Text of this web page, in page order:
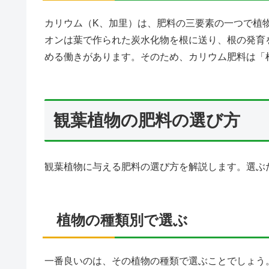
カリウム（K、加里）は、肥料の三要素の一つで
オンは葉で作られた炭水化物を根に送り、根の発
める働きがあります。そのため、カリウム肥料は
観葉植物の肥料の選び方
観葉植物に与える肥料の選び方を解説します。選
植物の種類別で選ぶ
一番良いのは、その植物の種類で選ぶことでしょ